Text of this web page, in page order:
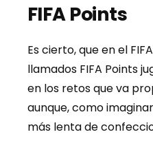
FIFA Points
Es cierto, que en el
llamados FIFA Points
en los retos que va
aunque, como
más lenta de